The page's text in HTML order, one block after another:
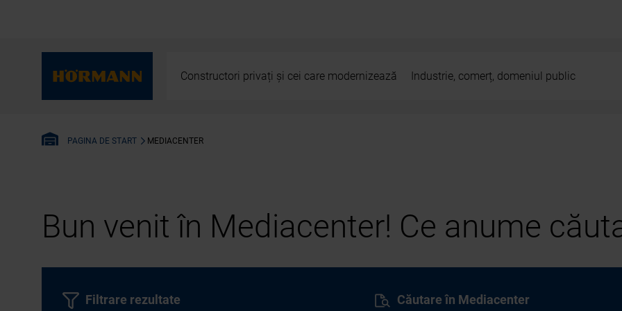
Constructori privați și cei care modernizează Industrie, comerț, domeniul public
PAGINA DE START MEDIACENTER
Bun venit în Mediacenter! Ce anume
Căutare în Mediacenter
Filtrare rezultate